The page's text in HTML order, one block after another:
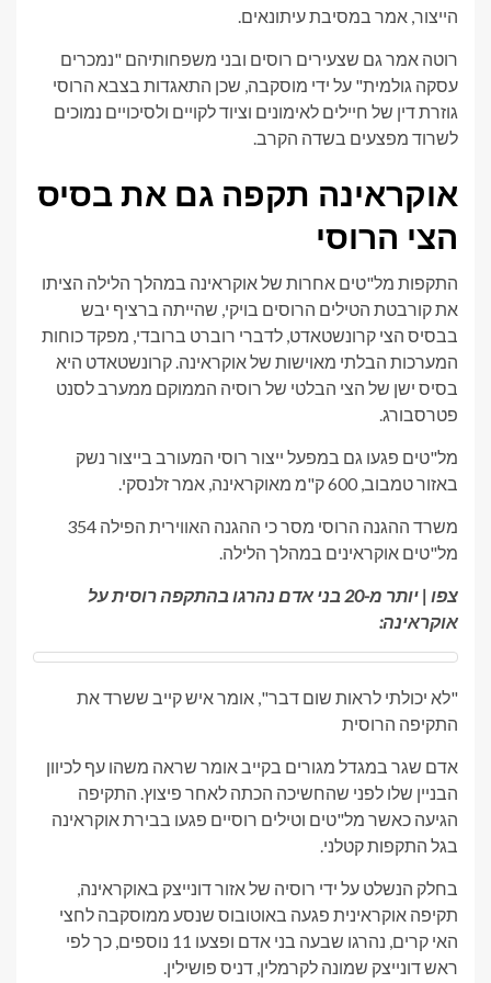
הייצור, אמר במסיבת עיתונאים.
רוטה אמר גם שצעירים רוסים ובני משפחותיהם "נמכרים
עסקה גולמית" על ידי מוסקבה, שכן התאגדות בצבא הרוסי
גוזרת דין של חיילים לאימונים וציוד לקויים ולסיכויים נמוכים
לשרוד מפצעים בשדה הקרב.
אוקראינה תקפה גם את בסיס
הצי הרוסי
התקפות מל"טים אחרות של אוקראינה במהלך הלילה הציתו
את קורבטת הטילים הרוסים בויקי, שהייתה ברציף יבש
בבסיס הצי קרונשטאדט, לדברי רוברט ברובדי, מפקד כוחות
המערכות הבלתי מאוישות של אוקראינה. קרונשטאדט היא
בסיס ישן של הצי הבלטי של רוסיה הממוקם ממערב לסנט
פטרסבורג.
מל"טים פגעו גם במפעל ייצור רוסי המעורב בייצור נשק
באזור טמבוב, 600 ק"מ מאוקראינה, אמר זלנסקי.
משרד ההגנה הרוסי מסר כי ההגנה האווירית הפילה 354
מל"טים אוקראינים במהלך הלילה.
צפו | יותר מ-20 בני אדם נהרגו בהתקפה רוסית על
אוקראינה:
"לא יכולתי לראות שום דבר", אומר איש קייב ששרד את
התקיפה הרוסית
אדם שגר במגדל מגורים בקייב אומר שראה משהו עף לכיוון
הבניין שלו לפני שהחשיכה הכתה לאחר פיצוץ. התקיפה
הגיעה כאשר מל"טים וטילים רוסיים פגעו בבירת אוקראינה
בגל התקפות קטלני.
בחלק הנשלט על ידי רוסיה של אזור דונייצק באוקראינה,
תקיפה אוקראינית פגעה באוטובוס שנסע ממוסקבה לחצי
האי קרים, נהרגו שבעה בני אדם ופצעו 11 נוספים, כך לפי
ראש דונייצק שמונה לקרמלין, דניס פושילין.